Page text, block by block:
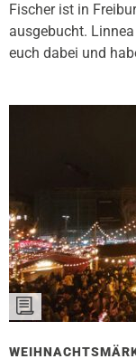
Fischer ist in
ausgebucht.
euch dabei und